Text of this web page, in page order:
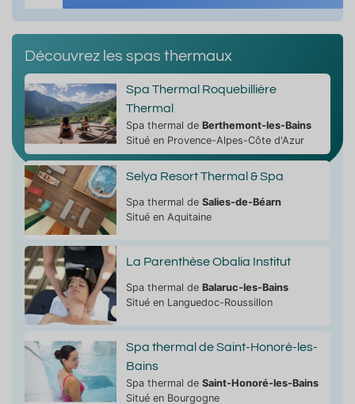
Découvrez les spas thermaux
Spa Thermal Roquebillière
Thermal
Spa thermal de Berthemont-les-Bains
Situé en Provence-Alpes-Côte d'Azur
Selya Resort Thermal & Spa
Spa thermal de Salies-de-Béarn
Situé en Aquitaine
La Parenthèse Obalia Institut
Spa thermal de Balaruc-les-Bains
Situé en Languedoc-Roussillon
Spa thermal de Saint-Honoré-les-
Bains
Spa thermal de Saint-Honoré-les-Bains
Situé en Bourgogne